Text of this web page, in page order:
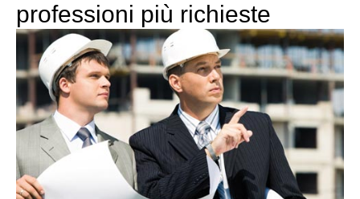
professioni più richieste